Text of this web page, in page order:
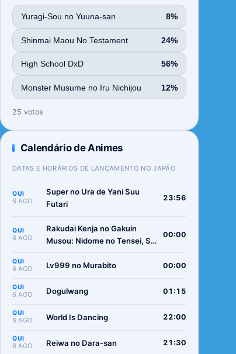
Yuragi-Sou no Yuuna-san 8%
Shinmai Maou No Testament 24%
High School DxD 56%
Monster Musume no Iru Nichijou 12%
25 votos
Calendário de Animes
DATAS E HORÁRIOS DE LANÇAMENTO NO JAPÃO
QUI
6 AGO
Super no Ura de Yani Suu
Futari
23:56
QUI
6 AGO
Rakudai Kenja no Gakuin
Musou: Nidome no Tensei, S-
Boukenroku
00:00
QUI
6 AGO Lv999 no Murabito 00:00
QUI
6 AGO Dogulwang 01:15
QUI
6 AGO World Is Dancing 22:00
QUI
6 AGO Reiwa no Dara-san 21:30